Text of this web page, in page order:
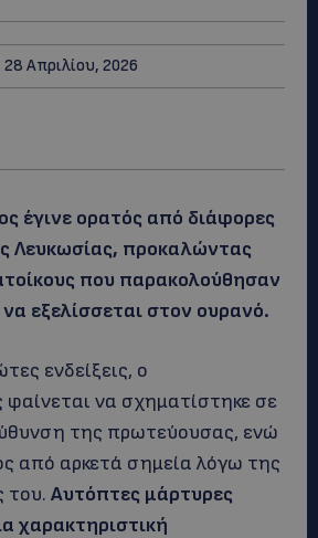
28 Απριλίου, 2026
έγινε ορατός από διάφορες
Λευκωσίας, προκαλώντας
που παρακολούθησαν
εξελίσσεται στον ουρανό.
ενδείξεις, ο
φαίνεται να σχηματίστηκε σε
της πρωτεύουσας, ενώ
από αρκετά σημεία λόγω της
του. Αυτόπτες μάρτυρες
χαρακτηριστική